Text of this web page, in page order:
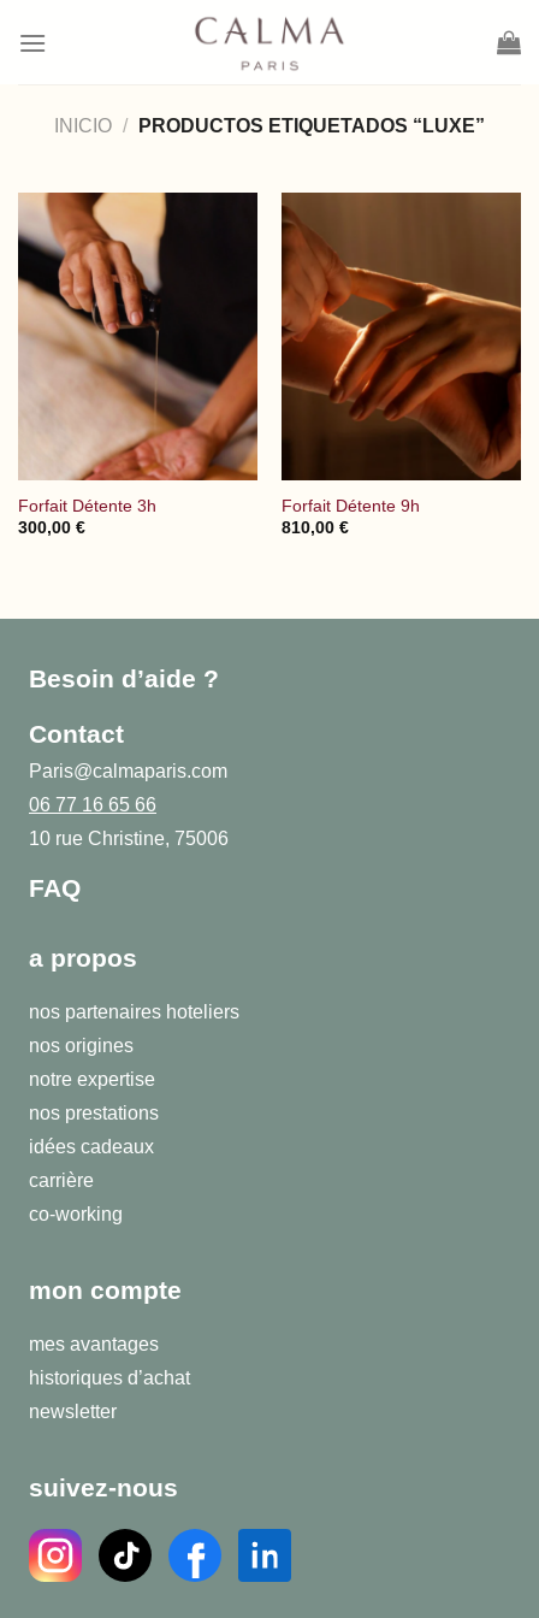
INICIO / PRODUCTOS ETIQUETADOS “LUXE”
Forfait Détente 3h
300,00 €
Forfait Détente 9h
810,00 €
Besoin d’aide ?
Contact
Paris@calmaparis.com
06 77 16 65 66
10 rue Christine, 75006
FAQ
a propos
nos partenaires hoteliers
nos origines
notre expertise
nos prestations
idées cadeaux
carrière
co-working
mon compte
mes avantages
historiques d’achat
newsletter
suivez-nous